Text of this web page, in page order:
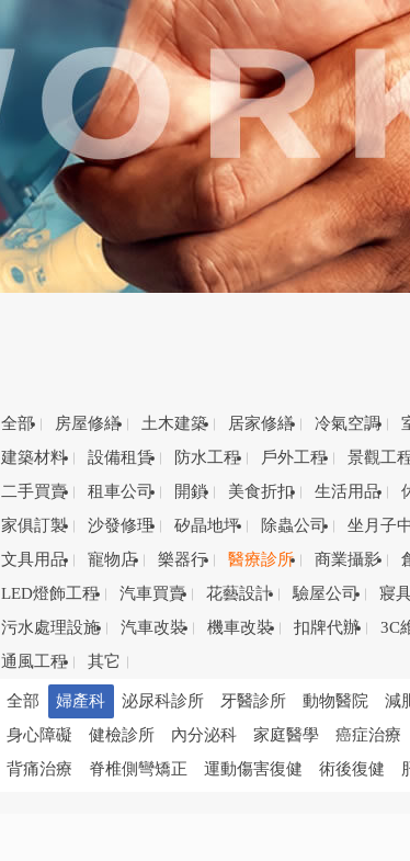
全部 房屋修繕 土木建築 居家修繕 冷氣空調
建築材料
設備租賃 防水工程 戶外工程 景觀工
二手買賣
租車公司 開鎖 美食折扣 生活用品
家俱訂製
沙發修理 矽晶地坪 除蟲公司 坐月子
文具用品
寵物店 樂器行 醫療診所 商業攝影
LED燈飾工程
汽車買賣 花藝設計 驗屋公司 寢
污水處理設施
汽車改裝 機車改裝 扣牌代辦 3C
通風工程
其它
全部 婦產科 泌尿科診所 牙醫診所 動物醫院 減
身心障礙
健檢診所 內分泌科 家庭醫學 癌症治療
背痛治療
脊椎側彎矯正 運動傷害復健 術後復健